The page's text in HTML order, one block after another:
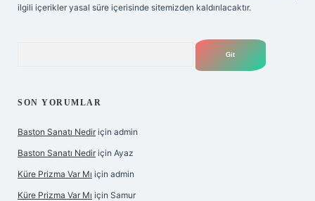
ilgili içerikler yasal süre içerisinde sitemizden kaldırılacaktır.
SON YORUMLAR
Baston Sanatı Nedir için admin
Baston Sanatı Nedir için Ayaz
Küre Prizma Var Mı için admin
Küre Prizma Var Mı için Samur